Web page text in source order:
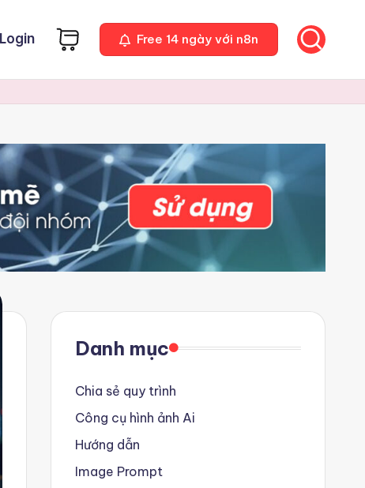
Login Free 14 ngày với n8n
Danh mục
Chia sẻ quy trình
Công cụ hình ảnh Ai
Hướng dẫn
Image Prompt